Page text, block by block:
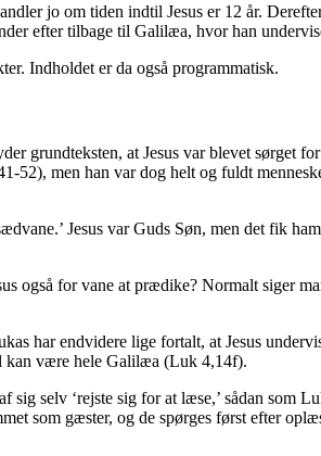
jo om tiden indtil Jesus er 12 år.
efter tilbage til Galilæa, hvor han
Indholdet er da også programmatisk.
grundteksten, at Jesus var blevet sørget
men han var dog helt og fuldt
Jesus var Guds Søn, men det fik
også for vane at prædike? Normalt siger
har endvidere lige fortalt, at Jesus
kan være hele Galilæa (Luk 4,14f).
selv ‘rejste sig for at læse,’ sådan som
som gæster, og de spørges først efter